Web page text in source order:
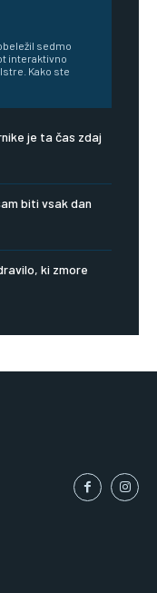
sedmo
interaktivno
Kako ste
je ta čas zdaj
biti vsak dan
ki zmore